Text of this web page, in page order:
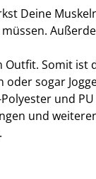
Deine
Outfit. Somit ist
sogar
und
und